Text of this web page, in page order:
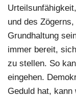
und des
Grundhaltung
immer bereit,
zu stellen. So
eingehen.
Geduld hat,